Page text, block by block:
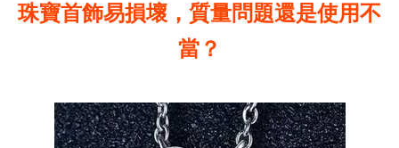
珠寶首飾易損壞，質量問題還是使用不
當？